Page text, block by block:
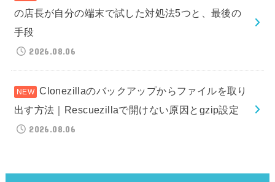
の店長が自分の端末で試した対処法5つと、最後の
手段
2026.08.06
Clonezillaのバックアップからファイルを取り
出す方法｜Rescuezillaで開けない原因とgzip設定
2026.08.06